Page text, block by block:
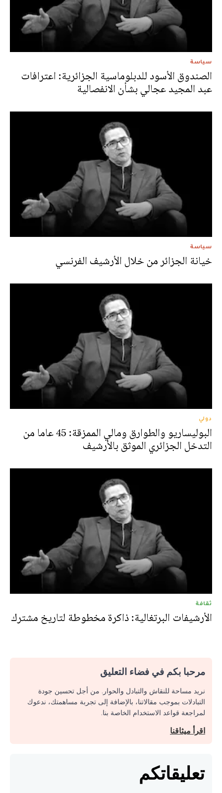
سياسة
الصندوق الأسود للدبلوماسية الجزائرية: اعترافات
عبد المجيد عجالي بشأن الانفصالية
سياسة
خيانة الجزائر من خلال الأرشيف الفرنسي
دولي
البوليساريو والطوارق ومالي الممزقة: 45 عاما من
التدخل الجزائري الموثق بالأرشيف
ثقافة
الأرشيفات البرتغالية: ذاكرة مخطوطة لتاريخ مشترك
مرحبا بكم في فضاء التعليق
نريد مساحة للنقاش والتبادل والحوار. من أجل تحسين جودة
التبادلات بموجب مقالاتنا، بالإضافة إلى تجربة مساهمتك، ندعوك
لمراجعة قواعد الاستخدام الخاصة بنا.
اقرأ ميثاقنا
تعليقاتكم